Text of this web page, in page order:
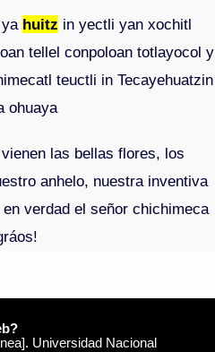
huitz in yectli yan xochitl
tellel conpoloan totlayocol y
teuctli in Tecayehuatzin
ohuaya
las bellas flores, los
anhelo, nuestra inventiva
verdad el señor chichimeca
Universidad Nacional